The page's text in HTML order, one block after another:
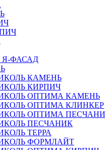
Я-ФАСАД
КАМЕНЬ
КИРПИЧ
ОПТИМА КАМЕНЬ
ОПТИМА КЛИНКЕР
ОПТИМА
ПЕСЧАНИК
ТЕРРА
ФОРМЛАЙТ